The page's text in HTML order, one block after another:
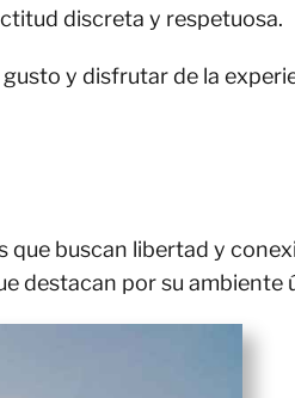
discreta y respetuosa.
y disfrutar de la
que buscan libertad y
destacan por su ambiente